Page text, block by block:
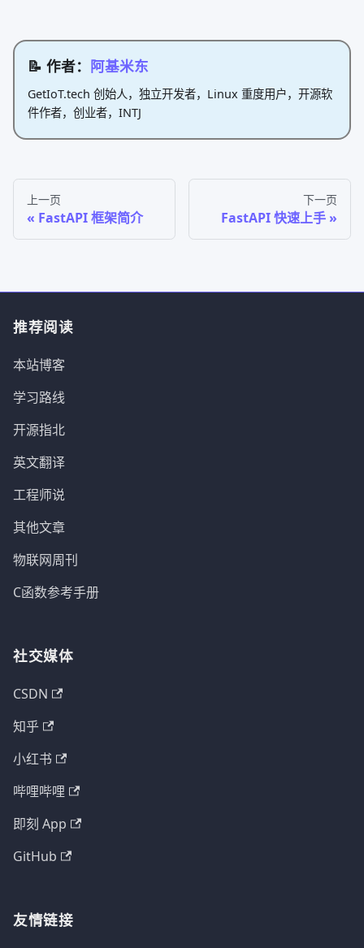
📝 作者： 阿基米东
GetIoT.tech 创始人，独立开发者，Linux 重度用户，开源软
件作者，创业者，INTJ
上一页
FastAPI 框架简介
下一页
FastAPI 快速上手
推荐阅读
本站博客
学习路线
开源指北
英文翻译
工程师说
其他文章
物联网周刊
C函数参考手册
社交媒体
CSDN
知乎
小红书
哔哩哔哩
即刻 App
GitHub
友情链接